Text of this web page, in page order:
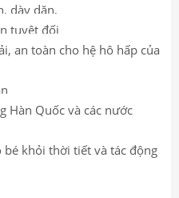
dày dặn,
tuyệt đối
an toàn cho hệ hô hấp của
Hàn Quốc và các nước
khỏi thời tiết và tác động